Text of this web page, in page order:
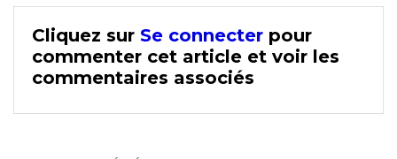
Cliquez sur Se connecter pour
commenter cet article et voir les
commentaires associés